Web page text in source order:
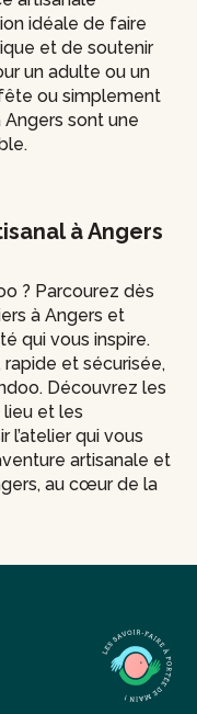
idéale de faire
et de soutenir
un adulte ou un
ou simplement
Angers sont une
à Angers
? Parcourez dès
à Angers et
qui vous inspire.
et sécurisée,
Découvrez les
lieu et les
l’atelier qui vous
artisanale et
au cœur de la